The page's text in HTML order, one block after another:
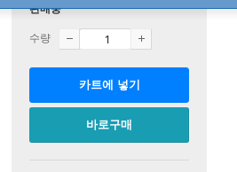
판매중
수량
카트에 넣기
바로구매